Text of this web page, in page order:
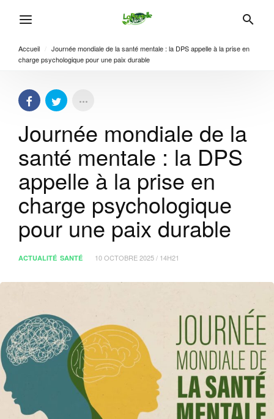
Accueil
Journée mondiale de la santé mentale : la DPS appelle à la prise en
charge psychologique pour une paix durable
Journée mondiale de la
santé mentale : la DPS
appelle à la prise en
charge psychologique
pour une paix durable
ACTUALITÉ SANTÉ 10 OCTOBRE 2025 / 14H21